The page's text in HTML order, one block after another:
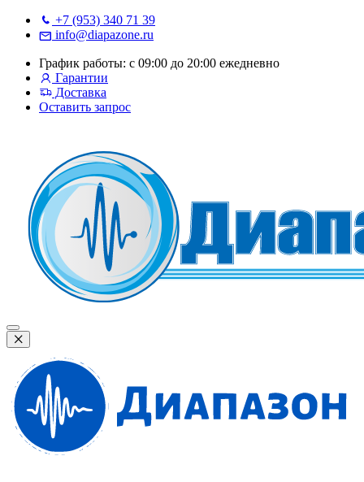
+7 (953) 340 71 39
info@diapazone.ru
График работы: с 09:00 до 20:00 ежедневно
Гарантии
Доставка
Оставить запрос